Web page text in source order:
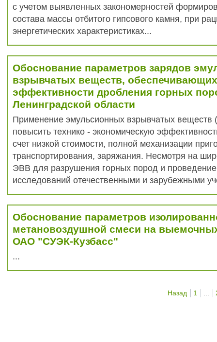
с учетом выявленных закономерностей
состава массы отбитого гипсового камня, при
энергетических характеристиках...
Обоснование параметров зарядов
взрывчатых веществ,
эффективности дробления горных
Ленинградской области
Применение эмульсионных взрывчатых
повысить технико - экономическую
счет низкой стоимости, полной механизации
транспортирования, заряжания. Несмотря на
ЭВВ для разрушения горных пород и
исследований отечественными и зарубежными
Обоснование параметров
метановоздушной смеси на
ОАО "СУЭК-Кузбасс"
...
Назад 1